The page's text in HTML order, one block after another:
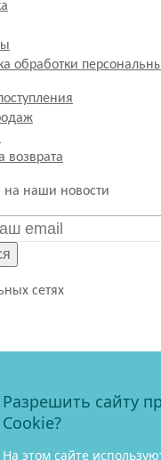
обработки
возврата
на наши новости
сетях
с покупателями
51-30
27-19
Разрешить сайту
Cookie?
На этом сайте